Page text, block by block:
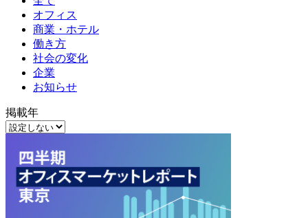
オフィス
商業・ホテル
働き方
社会の変化
企業
お知らせ
掲載年